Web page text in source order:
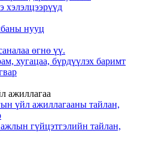
хэлэлцээрүүд
нууц
өгнө үү.
хугацаа, бүрдүүлэх баримт
ажиллагаа
үйл ажиллагааны тайлан,
гүйцэтгэлийн тайлан,